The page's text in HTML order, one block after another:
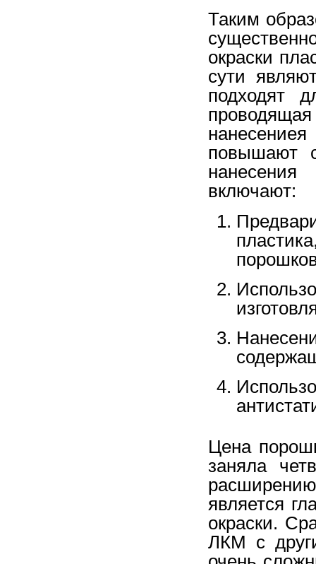
Таким
окраски
сути
подходят
повышают
включают:
пла
порошко
анти
Цена
заняла
является
окраски.
ЛКМ с